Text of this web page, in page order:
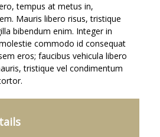
tempus at metus in,
Mauris libero risus, tristique
bibendum enim. Integer in
commodo id consequat
eros; faucibus vehicula libero
tristique vel condimentum